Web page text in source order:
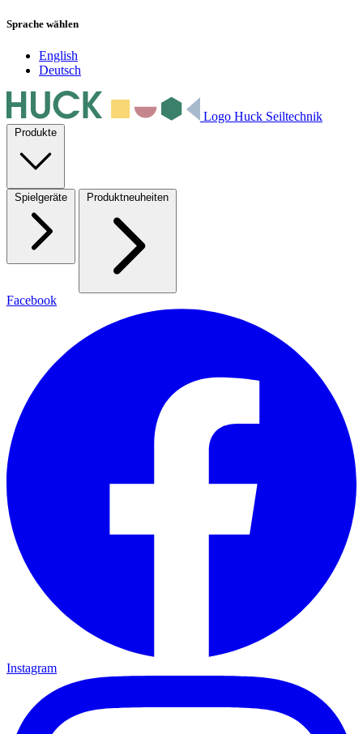
Sprache wählen
English
Deutsch
Logo Huck Seiltechnik
Produkte
Spielgeräte Produktneuheiten
Facebook
Instagram